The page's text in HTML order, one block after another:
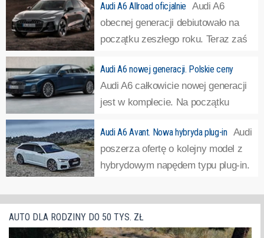
Audi A6 Allroad oficjalnie Audi A6
obecnej generacji debiutowało na
początku zeszłego roku. Teraz zaś
Allroad, czyli uterenowionej. To spora niespodzianka, bo
terenowe kombi generalnie odeszły w niebyt, wyparte
przez wszelkiej maści SUV-y i... »
Audi A6 nowej generacji. Polskie ceny
Audi A6 całkowicie nowej generacji
jest w komplecie. Na początku
kombi, a następnie, już w kwietniu, pokazano sedana.
Oba modele dostępne są już do zamawiania, znamy
również ich ceny. »
Audi A6 Avant. Nowa hybryda plug-in Audi
poszerza ofertę o kolejny model z
hybrydowym napędem typu plug-in.
quattro, czyli wersja kombi samochodu, który Audi już ma
w ofercie od pewnego czasu.Sedan i kombi posiadają
oczywiście identyczny układ napędowy.... »
AUTO DLA RODZINY DO 50 TYS. ZŁ